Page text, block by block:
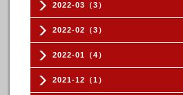
2022-03（3）
2022-02（3）
2022-01（4）
2021-12（1）